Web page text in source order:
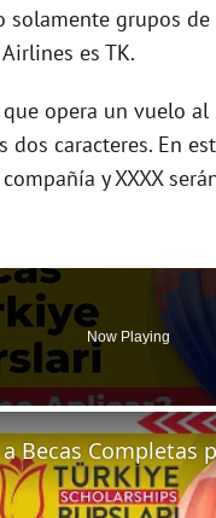
grupos
es TK.
opera un vuelo
caracteres. En
y XXXX
Now Playing